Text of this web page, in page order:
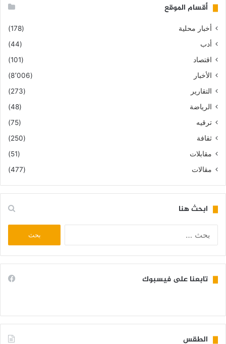
أقسام الموقع
أخبار محلية
(178)
أدب
(44)
اقتصاد
(101)
الأخبار
(8٬006)
التقارير
(273)
الرياضة
(48)
ترقيه
(75)
ثقافة
(250)
مقابلات
(51)
مقالات
(477)
ابحث هنا
تابعنا على فيسبوك
الطقس